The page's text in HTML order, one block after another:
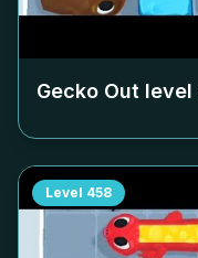
Gecko Out level
Level 458